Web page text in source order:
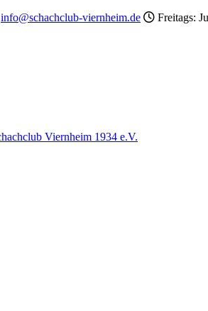
info@schachclub-viernheim.de Freitags: